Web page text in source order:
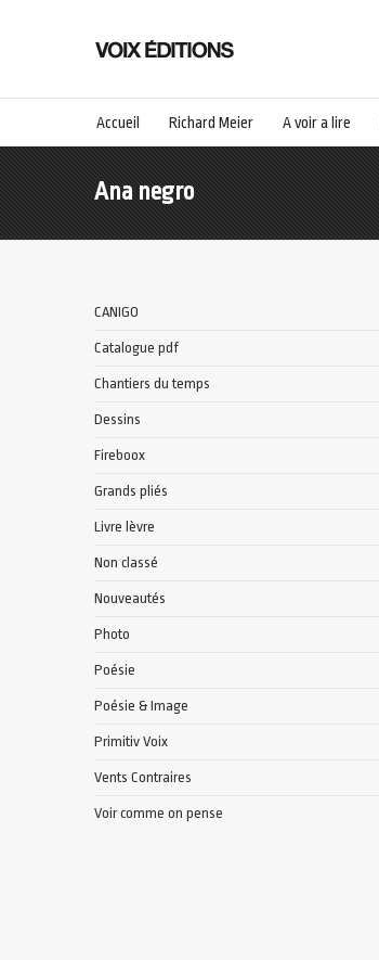
Accueil Richard Meier A voir a lire
Ana negro
CANIGO
Catalogue pdf
Chantiers du temps
Dessins
Fireboox
Grands pliés
Livre lèvre
Non classé
Nouveautés
Photo
Poésie
Poésie & Image
Primitiv Voix
Vents Contraires
Voir comme on pense